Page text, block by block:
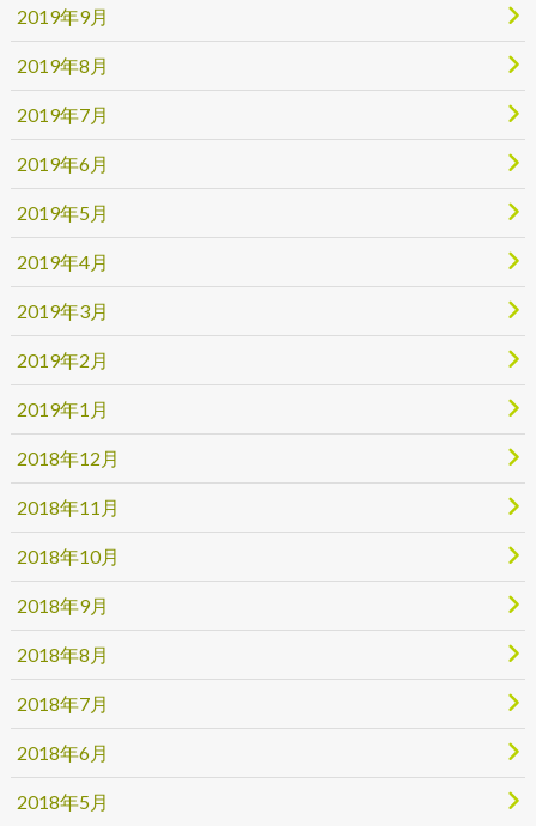
2019年9月
2019年8月
2019年7月
2019年6月
2019年5月
2019年4月
2019年3月
2019年2月
2019年1月
2018年12月
2018年11月
2018年10月
2018年9月
2018年8月
2018年7月
2018年6月
2018年5月